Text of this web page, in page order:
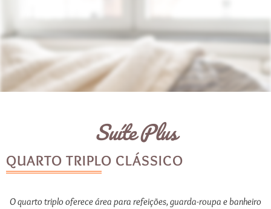
Suíte Plus
QUARTO TRIPLO CLÁSSICO
O quarto triplo oferece área para refeições, guarda-roupa e banheiro